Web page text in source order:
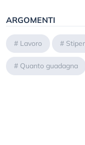
ARGOMENTI
# Lavoro #
# Quanto guadagna